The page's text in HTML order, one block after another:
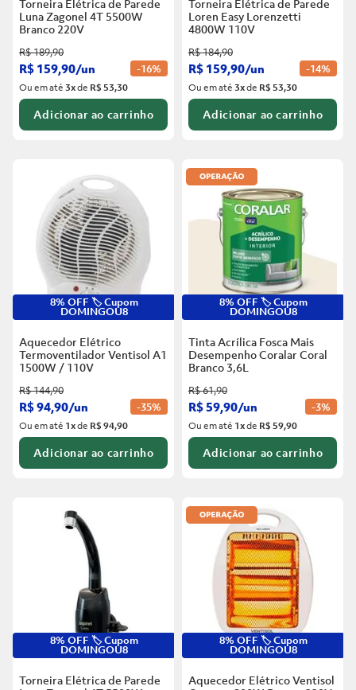
Torneira Elétrica de Parede
Luna Zagonel 4T 5500W
Branco 220V
R$189,90
R$ 159,90/un -16%
Ou em até3xde R$ 53,30
Adicionar ao carrinho
Torneira Elétrica de Parede
Loren Easy Lorenzetti
4800W 110V
R$184,90
R$ 159,90/un -14%
Ou em até3xde R$ 53,30
Adicionar ao carrinho
8% OFF 🏷️ Cupom
DOMINGOU8
Aquecedor Elétrico
Termoventilador Ventisol A1
1500W / 110V
R$144,90
R$94,90/un -35%
Ou em até 1xde R$ 94,90
Adicionar ao carrinho
8% OFF 🏷️ Cupom
DOMINGOU8
Tinta Acrílica Fosca Mais
Desempenho Coralar Coral
Branco 3,6L
R$61,90
R$59,90/un -3%
Ou em até 1xde R$ 59,90
Adicionar ao carrinho
8% OFF 🏷️ Cupom
DOMINGOU8
Torneira Elétrica de Parede
8% OFF 🏷️ Cupom
DOMINGOU8
Aquecedor Elétrico Ventisol